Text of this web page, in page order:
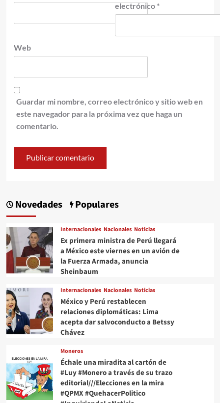
electrónico *
Web
Guardar mi nombre, correo electrónico y sitio web en
este navegador para la próxima vez que haga un
comentario.
Novedades Populares
Internacionales Nacionales Noticias
Ex primera ministra de Perú llegará
a México este viernes en un avión de
la Fuerza Armada, anuncia
Sheinbaum
Internacionales Nacionales Noticias
México y Perú restablecen
relaciones diplomáticas: Lima
acepta dar salvoconducto a Betssy
Chávez
Moneros
Échale una miradita al cartón de
#Luy #Monero a través de su trazo
editorial///Elecciones en la mira
#QPMX #QuehacerPolitico